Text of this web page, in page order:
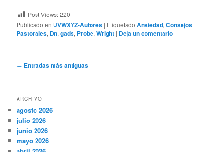
Post Views:220
Publicado en UVWXYZ-Autores | Etiquetado Ansiedad,Consejos
Pastorales, Dn,gads, Probe,Wright | Deja un comentario
Navegación
entradas
← Entradas más antiguas
ARCHIVO
agosto 2026
julio 2026
junio 2026
mayo 2026